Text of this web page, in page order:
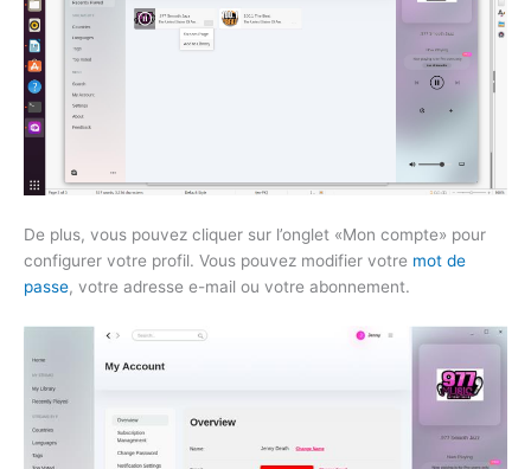
De plus, vous pouvez cliquer sur l’onglet «Mon compte» pour
configurer votre profil. Vous pouvez modifier votre mot de
passe, votre adresse e-mail ou votre abonnement.